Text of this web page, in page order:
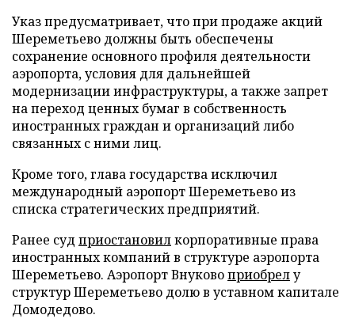
Указ предусматривает, что при продаже акций
Шереметьево должны быть обеспечены
сохранение основного профиля деятельности
аэропорта, условия для дальнейшей
модернизации инфраструктуры, а также запрет
на переход ценных бумаг в собственность
иностранных граждан и организаций либо
связанных с ними лиц.
Кроме того, глава государства исключил
международный аэропорт Шереметьево из
списка стратегических предприятий.
Ранее суд приостановилкорпоративные права
иностранных компаний в структуре аэропорта
Шереметьево. Аэропорт Внуковоприобрелу
структур Шереметьево долю в уставном капитале
Домодедово.